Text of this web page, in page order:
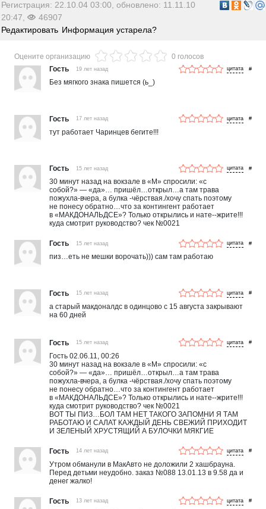
Регистрация: 22.10.04 03:00, обновлено: 11.11.10
20:47,
46907
Редактировать Информация устарела?
Оцените организацию
0 голосов
Гость
19 лет назад #
Без мягкого знака пишется (ь_)
Гость 17 лет назад #
тут работает Чаринцев бегите!!!
Гость 15 лет назад #
30 минут назад на вокзале в «М» спросили: «с
собой?» — «да»… пришёл…открыл…а там трава
пожухла-вчера, а булка -чёрствая./хочу спать поэтому
не понесу обратно…что за контингент работает
в «МАКДОНАЛЬДСЕ»? Только открылись и нате--жрите!!!
куда смотрит руководство? чек №0021
Гость 15 лет назад #
пиз…еть не мешки ворочать))) сам там работаю
Гость 15 лет назад #
а старый макдоналдс в одинцово с 15 августа закрывают
на 60 дней
Гость 15 лет назад #
Гость 02.06.11, 00:26
30 минут назад на вокзале в «М» спросили: «с
собой?» — «да»… пришёл…открыл…а там трава
пожухла-вчера, а булка -чёрствая./хочу спать поэтому
не понесу обратно…что за контингент работает
в «МАКДОНАЛЬДСЕ»? Только открылись и нате--жрите!!!
куда смотрит руководство? чек №0021
ВОТ ТЫ ПИЗ…БОЛ ТАМ НЕТ ТАКОГО ЗАПОМНИ Я ТАМ
РАБОТАЮ И САЛАТ КАЖДЫЙ ДЕНЬ СВЕЖИЙ ПРИХОДИТ
И ЗЕЛЕНЫЙ ХРУСТЯЩИЙ А БУЛОЧКИ МЯКГИЕ
Гость 14 лет назад #
Утром обманули в МакАвто не доложили 2 хашбрауна.
Перед детьми неудобно. заказ №088 13.01.13 в 9.58 да и
денег жалко!
Гость 13 лет назад #